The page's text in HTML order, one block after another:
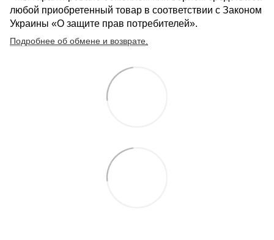
любой приобретенный товар в соответствии с Законом
Украины «О защите прав потребителей».
Подробнее об обмене и возврате